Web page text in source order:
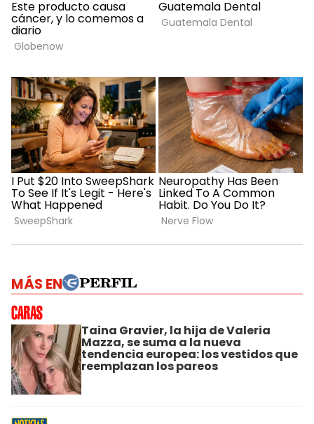
MÁS EN
Taina Gravier, la hija de Valeria
Mazza, se suma a la nueva
tendencia europea: los vestidos que
reemplazan los pareos